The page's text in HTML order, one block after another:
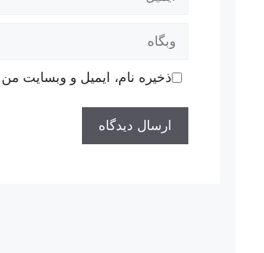
وبگاه
ذخیره نام، ایمیل و وبسایت